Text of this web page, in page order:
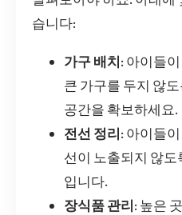
습니다:
가구 배치: 아이들
큰 가구를 두지 않
공간을 확보하세요.
전선 정리: 아이들
선이 노출되지 않도
입니다.
장식품 관리: 높은